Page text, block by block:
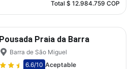
Total $ 12.984.759 COP
Pousada Praia da Barra
Barra de São Miguel
6.6/10 Aceptable